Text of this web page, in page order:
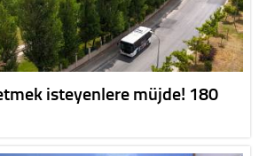
isteyenlere müjde! 180